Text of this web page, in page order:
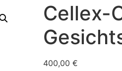
Cellex-
400,00 €